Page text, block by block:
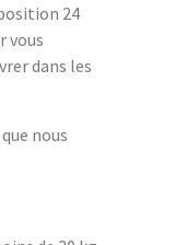
24
vous
dans les
nous